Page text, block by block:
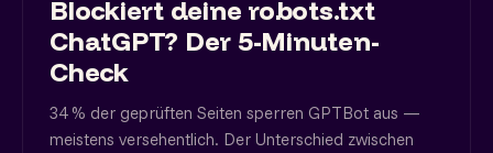
Blockiert deine robots.txt
ChatGPT? Der 5-Minuten-
Check
34 % der geprüften Seiten sperren GPTBot aus —
meistens versehentlich. Der Unterschied zwischen